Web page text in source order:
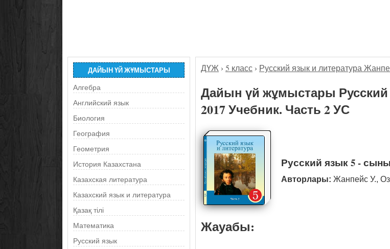
ДАЙЫН ҮЙ ЖҰМЫСТАРЫ
Алгебра
Английский язык
Биология
География
Геометрия
История Казахстана
Казахская литература
Казахский язык и литература
Қазақ тілі
Математика
Русский язык
ДҮЖ › 5 класс › Русский язык и литература
Дайын үй жұмыстары Русский
2017 Учебник. Часть 2 УС
Русский язык 5 -
Авторлары: Жанпейс У.,
Жауабы: